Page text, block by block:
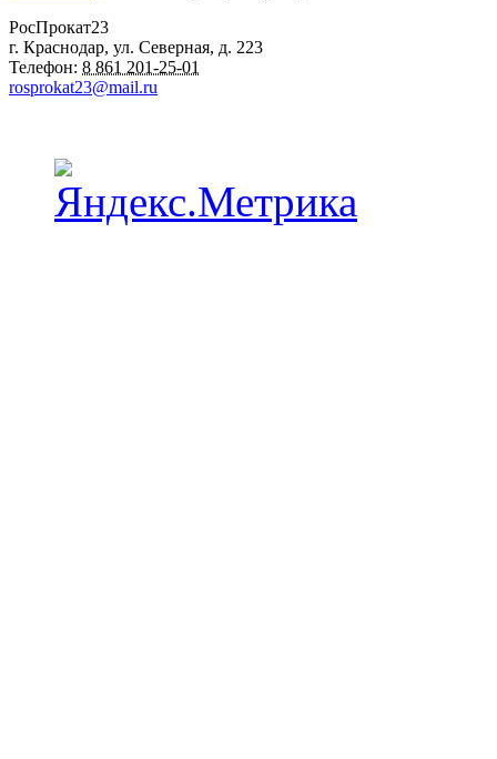
РосПрокат23
г. Краснодар, ул. Северная, д. 223
Телефон: 8 861 201-25-01
rosprokat23@mail.ru